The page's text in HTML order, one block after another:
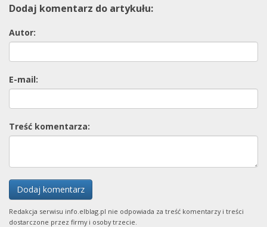
Dodaj komentarz do artykułu:
Autor:
E-mail:
Treść komentarza:
Dodaj komentarz
Redakcja serwisu info.elblag.pl nie odpowiada za treść komentarzy i treści
dostarczone przez firmy i osoby trzecie.